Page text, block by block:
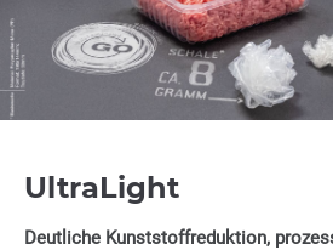
UltraLight
Deutliche Kunststoffreduktion,